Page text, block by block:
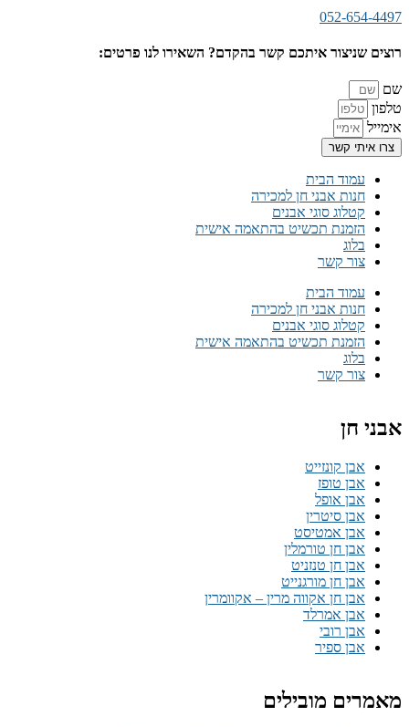
052-654-4497
רוצים שניצור איתכם קשר בהקדם? השאירו לנו פרטים:
שם
טלפון
אימייל
צרו איתי קשר
עמוד הבית
חנות אבני חן למכירה
קטלוג סוגי אבנים
הזמנת תכשיט בהתאמה אישית
בלוג
צור קשר
עמוד הבית
חנות אבני חן למכירה
קטלוג סוגי אבנים
הזמנת תכשיט בהתאמה אישית
בלוג
צור קשר
אבני חן
אבן קונזייט
אבן טופז
אבן אופל
אבן סיטרין
אבן אמטיסט
אבן חן טורמלין
אבן חן טנזניט
אבן חן מורגנייט
אבן חן אקווה מרין – אקוומרין
אבן אמרלד
אבן רובי
אבן ספיר
מאמרים מובילים